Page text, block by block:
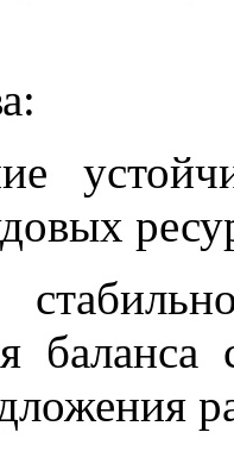
баланса